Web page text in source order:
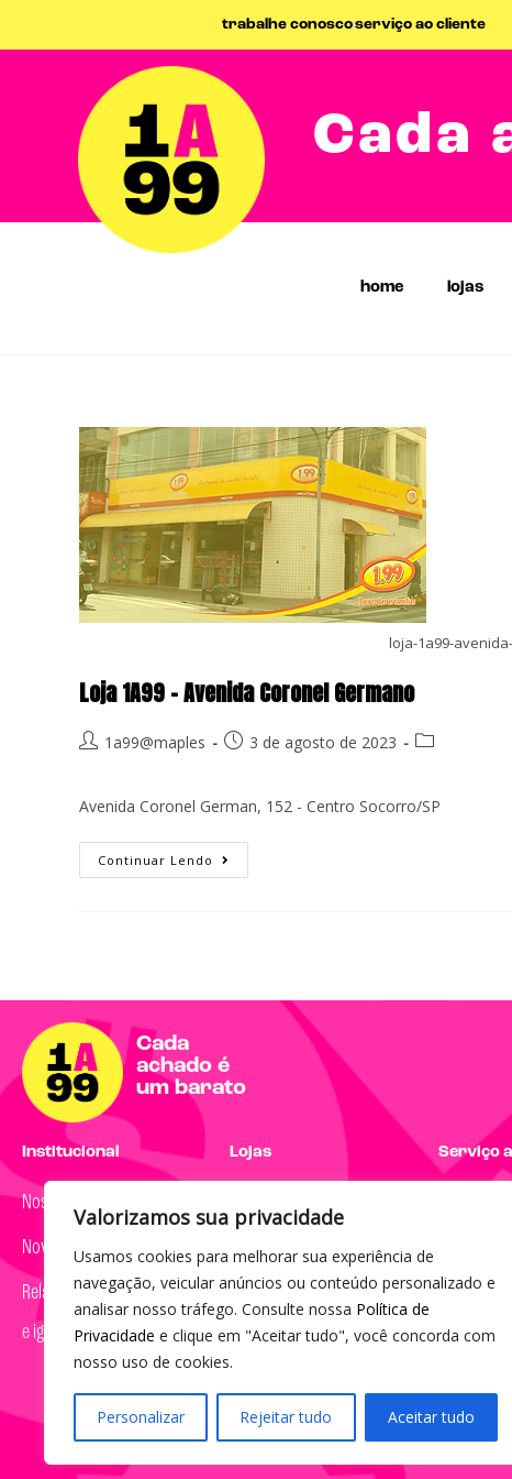
Valorizamos sua privacidade
Usamos cookies para melhorar sua experiência de
navegação, veicular anúncios ou conteúdo personalizado e
analisar nosso tráfego. Consulte nossa Política de
Privacidade e clique em "Aceitar tudo", você concorda com
nosso uso de cookies.
Personalizar Rejeitar tudo Aceitar tudo
trabalhe conoscoserviço ao cliente
Cada
home lojas
loja-1a99-
Loja 1A99 – Avenida Coronel Germano
1a99@maples 3 de agosto de 2023
Avenida Coronel German, 152 - Centro Socorro/SP
Continuar Lendo
Cada
achado é
um barato
Institucional
Nossa história
Nova marca
Relatório de transparência
e igualdade salarial
Lojas
Encontre uma loja
Serviço
Dúvidas,
Segunda
(19)
© 2023 por Agência Maples.